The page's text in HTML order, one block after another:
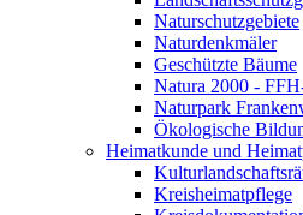
Naturschutzgebiete
Naturdenkmäler
Geschützte Bäume
Natura 2000 -
Naturpark
Ökologische
Heimatkunde und
Kreisheimatpflege